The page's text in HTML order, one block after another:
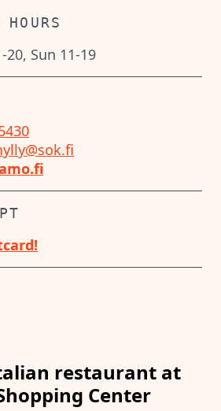
20, Sun 11-19
restaurant at
Center